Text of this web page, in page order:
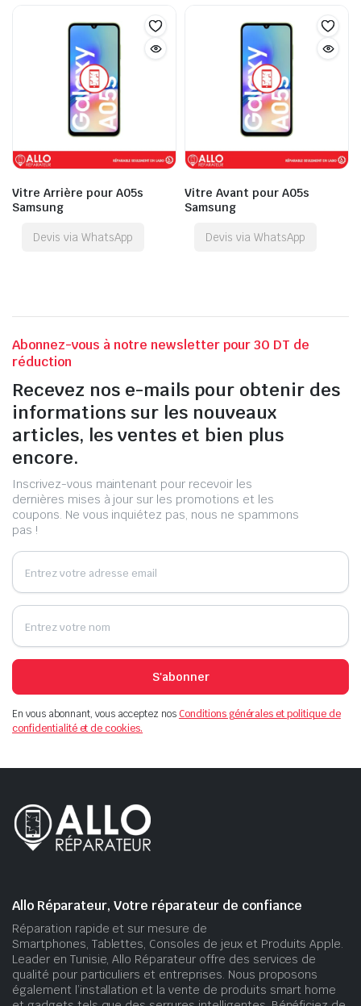
Vitre Arrière pour A05s
Samsung
Devis via WhatsApp
Vitre Avant pour A05s
Samsung
Devis via WhatsApp
Abonnez-vous à notre newsletter pour 30 DT de
réduction
Recevez nos e-mails pour obtenir des
informations sur les nouveaux
articles, les ventes et bien plus
encore.
Inscrivez-vous maintenant pour recevoir les
dernières mises à jour sur les promotions et les
coupons. Ne vous inquiétez pas, nous ne spammons
pas !
S'abonner
En vous abonnant, vous acceptez nosConditions générales et politique de
confidentialité et de cookies.
Allo Réparateur, Votre réparateur de confiance
Réparation rapide et sur mesure de
Smartphones, Tablettes, Consoles de jeux et Produits Apple.
Leader en Tunisie, Allo Réparateur offre des services de
qualité pour particuliers et entreprises. Nous proposons
également l’installation et la vente de produits smart home